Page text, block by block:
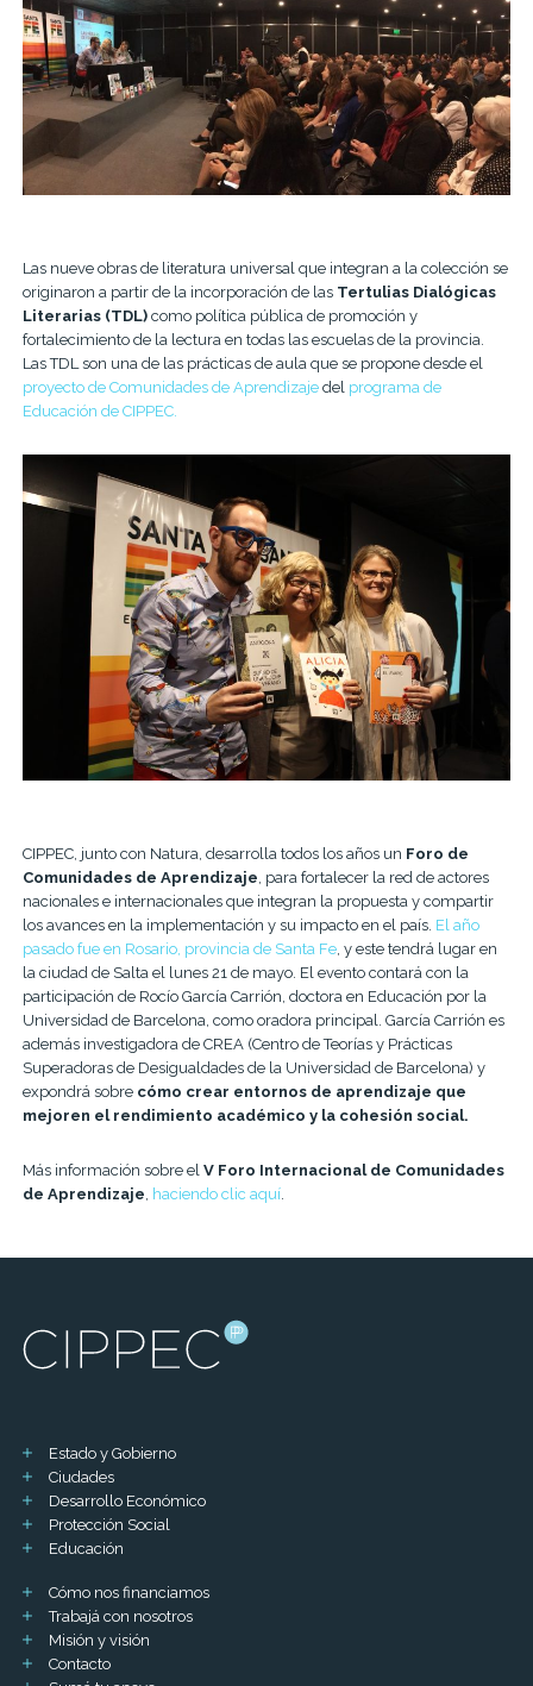
Las nueve obras de literatura universal que integran a la colección se
originaron a partir de la incorporación de lasTertulias Dialógicas
Literarias (TDL)como política pública de promoción y
fortalecimiento de la lectura en todas las escuelas de la provincia.
Las TDL son una de las prácticas de aula que se propone desde el
proyecto de Comunidades de Aprendizajedel programa de
Educación de CIPPEC.
CIPPEC, junto con Natura, desarrolla todos los años un Foro de
Comunidades de Aprendizaje , para fortalecer la red de actores
nacionales e internacionales que integran la propuesta y compartir
los avances en la implementación y su impacto en el país. El año
pasado fue en Rosario, provincia de Santa Fe, y este tendrá lugar en
la ciudad de Salta el lunes 21 de mayo. El evento contará con la
participación de Rocío García Carrión, doctora en Educación por la
Universidad de Barcelona, como oradora principal. García Carrión es
además investigadora de CREA (Centro de Teorías y Prácticas
Superadoras de Desigualdades de la Universidad de Barcelona) y
expondrá sobre cómo crear entornos de aprendizaje que
mejoren el rendimiento académico y la cohesión social.
Más información sobre el V Foro Internacional de Comunidades
de Aprendizaje haciendo clic aquí.
Estado y Gobierno
Ciudades
Desarrollo Económico
Protección Social
Educación
Cómo nos financiamos
Trabajá con nosotros
Misión y visión
Contacto